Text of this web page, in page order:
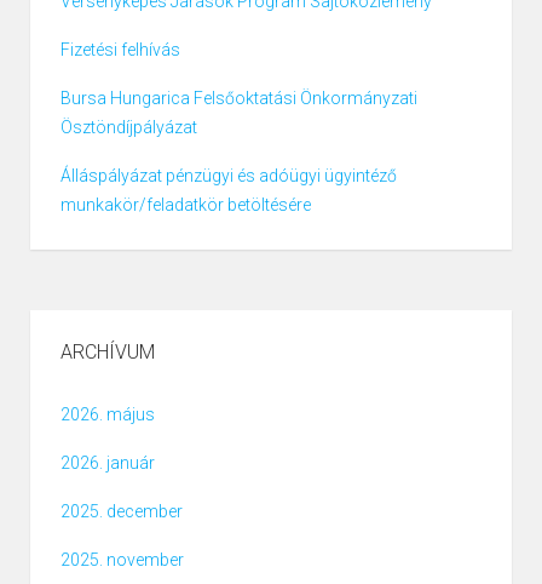
Fizetési felhívás
Bursa Hungarica Felsőoktatási Önkormányzati
Ösztöndíjpályázat
Álláspályázat pénzügyi és adóügyi ügyintéző
munkakör/feladatkör betöltésére
ARCHÍVUM
2026. május
2026. január
2025. december
2025. november